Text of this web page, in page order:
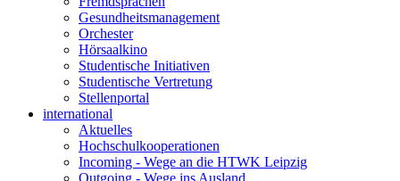
Gesundheitsmanagement
Orchester
Hörsaalkino
Studentische Initiativen
Studentische Vertretung
Stellenportal
international
Aktuelles
Hochschulkooperationen
Incoming - Wege an die HTWK Leipzig